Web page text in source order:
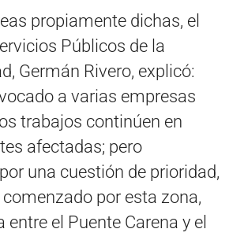
propiamente dichas, el
Públicos de la
Germán Rivero, explicó:
a varias empresas
trabajos continúen en
afectadas; pero
una cuestión de prioridad,
comenzado por esta zona,
el Puente Carena y el